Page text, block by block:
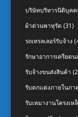
บริษัทบริหารนิติบุคค
ผ้าต่วนพาหุรัด (31)
รถเทรลเลอร์รับจ้าง
รักษาอาการเครียด
รับจ้างขนส่งสินค้า
รับตกแต่งภายในภา
รับเหมางานโครงเห